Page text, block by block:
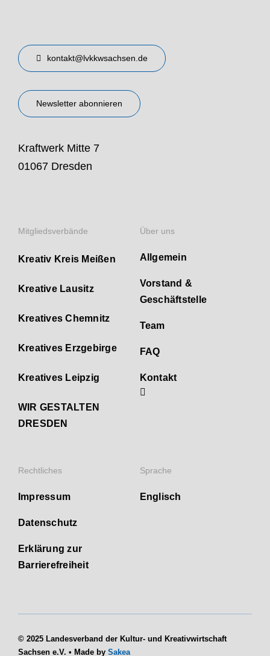
kontakt@lvkkwsachsen.de
Newsletter abonnieren
Kraftwerk Mitte 7
01067 Dresden
Mitgliedsverbände
Kreativ Kreis Meißen
Kreative Lausitz
Kreatives Chemnitz
Kreatives Erzgebirge
Kreatives Leipzig
WIR GESTALTEN
DRESDEN
Über uns
Allgemein
Vorstand &
Geschäftstelle
Team
FAQ
Kontakt
Rechtliches
Impressum
Datenschutz
Erklärung zur
Barrierefreiheit
Sprache
Englisch
© 2025 Landesverband der Kultur- und Kreativwirtschaft
Sachsen e.V. • Made by Sakea